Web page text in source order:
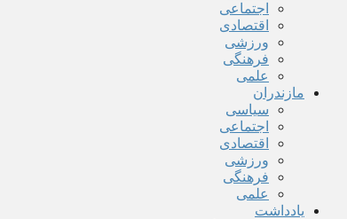
اجتماعی
اقتصادی
ورزشی
فرهنگی
علمی
مازندران
سیاسی
اجتماعی
اقتصادی
ورزشی
فرهنگی
علمی
یادداشت